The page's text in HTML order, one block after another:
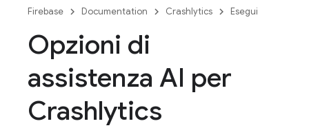
Firebase Documentation Crashlytics Esegui
Opzioni di
assistenza AI per
Crashlytics